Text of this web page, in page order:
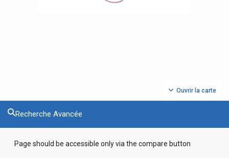
Ouvrir la carte
Recherche Avancée
Page should be accessible only via the compare button